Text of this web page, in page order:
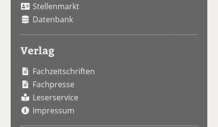
Stellenmarkt
Datenbank
Verlag
Fachzeitschriften
Fachpresse
Leserservice
Impressum